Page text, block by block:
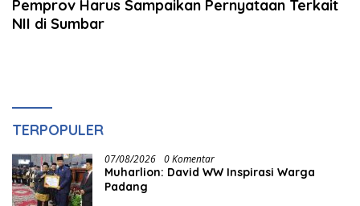
Pemprov Harus Sampaikan Pernyataan Terkait
NII di Sumbar
TERPOPULER
07/08/2026 0 Komentar
Muharlion: David WW Inspirasi Warga
Padang